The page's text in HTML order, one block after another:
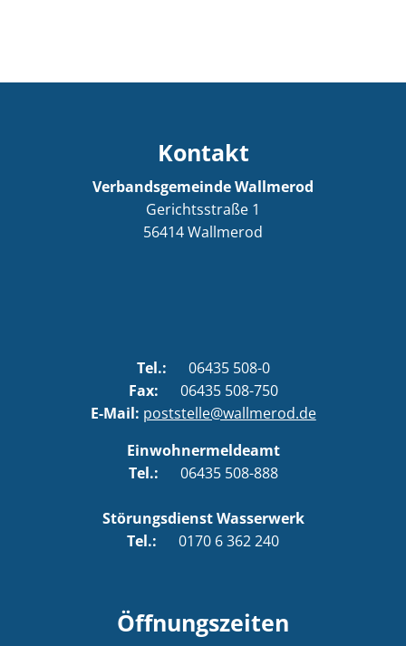
Kontakt
Verbandsgemeinde Wallmerod
Gerichtsstraße 1
56414Wallmerod
Tel.:
06435 508-0
Fax: 06435 508-750
E-Mail: poststelle@wallmerod.de
Einwohnermeldeamt
Tel.: 06435 508-888
Störungsdienst Wasserwerk
Tel.: 0170 6 362 240
Öffnungszeiten